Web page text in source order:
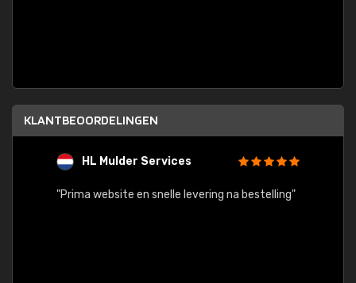
KLANTBEOORDELINGEN
HL Mulder Services
"Prima website en snelle levering na bestelling"